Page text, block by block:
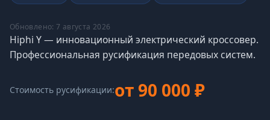
Обновлено: 7 августа 2026
Hiphi Y — инновационный электрический кроссовер.
Профессиональная русификация передовых систем.
Стоимость русификации:от 90 000 ₽